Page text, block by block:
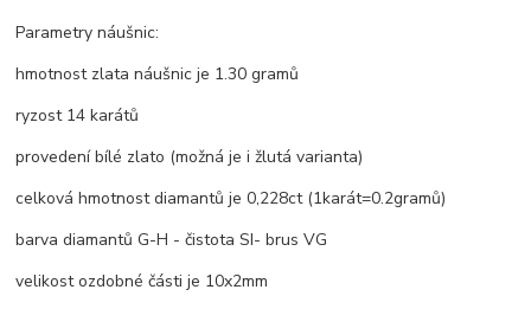
Parametry náušnic:
hmotnost zlata náušnic je 1.30 gramů
ryzost 14 karátů
provedení bílé zlato (možná je i žlutá varianta)
celková hmotnost diamantů je 0,228ct (1karát=0.2gramů)
barva diamantů G-H - čistota SI- brus VG
velikost ozdobné části je 10x2mm